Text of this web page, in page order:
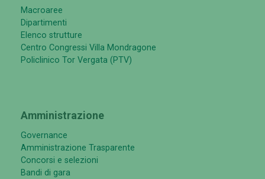
Macroaree
Dipartimenti
Elenco strutture
Centro Congressi Villa Mondragone
Policlinico Tor Vergata (PTV)
Amministrazione
Governance
Amministrazione Trasparente
Concorsi e selezioni
Bandi di gara